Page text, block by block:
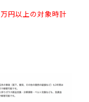
円以上の対象時計